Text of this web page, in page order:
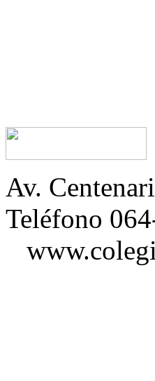
Av.
Teléfono